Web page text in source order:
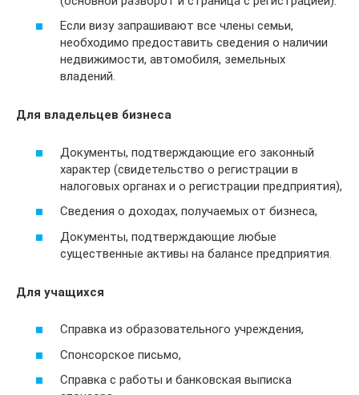
Если визу запрашивают все члены семьи,
необходимо предоставить сведения о наличии
недвижимости, автомобиля, земельных
владений.
Для владельцев бизнеса
Документы, подтверждающие его законный
характер (свидетельство о регистрации в
налоговых органах и о регистрации предприятия),
Cведения о доходах, получаемых от бизнеса,
Документы, подтверждающие любые
существенные активы на балансе предприятия.
Для учащихся
Справка из образовательного учреждения,
Спонсорское письмо,
Справка с работы и банковская выписка